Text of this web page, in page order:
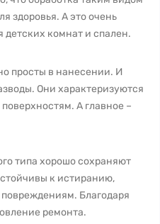
здоровья. А это очень
детских комнат и спален.
просты в нанесении. И
Они характеризуются
А главное –
типа хорошо сохраняют
к истиранию,
Благодаря
ремонта.